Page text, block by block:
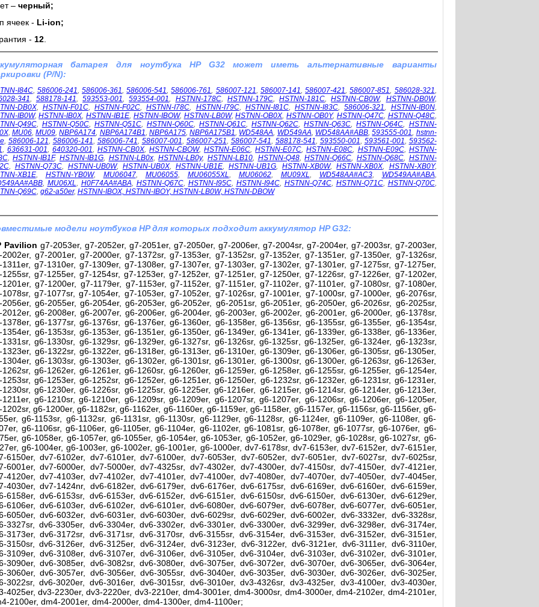
– черный;
ячеек - Li-ion;
- 12.
батарея для ноутбука HP G32 может иметь альтернативные варианты
(P/N):
I84C, 586006-241, 586006-361,586006-541,586006-761, 586007-121, 586007-141,586007-421,586007-851, 586028-321,
341, 588178-141, 593553-001,593554-001, HSTNN-178C, HSTNN-179C, HSTNN-181C,HSTNN-CB0W, HSTNN-DB0W,
DB0X, HSTNN-F01C, HSTNN-F02C,HSTNN-I78C, HSTNN-I79C, HSTNN-I81C, HSTNN-I83C,586006-321, HSTNN-IB0N,
IB0W,HSTNN-IB0X, HSTNN-IB1E, HSTNN-IBOW, HSTNN-LB0W,HSTNN-OB0X, HSTNN-OB0Y, HSTNN-Q47C, HSTNN-Q48C,
Q49C, HSTNN-Q50C, HSTNN-Q51C, HSTNN-Q60C, HSTNN-Q61C,HSTNN-Q62C,HSTNN-Q63C,HSTNN-Q64C, HSTNN-
, MU06,MU09,NBP6A174, NBP6A174B1, NBP6A175,NBP6A175B1, WD548AA, WD549AA, WD548AA#ABB,593555-001, hstnn-
, 586006-121, 586006-141, 586006-741, 586007-001, 586007-251, 586007-541, 588178-541, 593550-001, 593561-001, 593562-
, 636631-001, 640320-001, HSTNN-CB0X, HSTNN-CBOW,HSTNN-E06C,HSTNN-E07C,HSTNN-E08C, HSTNN-E09C, HSTNN-
,HSTNN-IB1F, HSTNN-IB1G, HSTNN-LB0x,HSTNN-LB0y, HSTNN-LB10, HSTNN-Q48,HSTNN-Q66C, HSTNN-Q68C, HSTNN-
, HSTNN-Q73C, HSTNN-UB0W, HSTNN-UB0X, HSTNN-UB1E,HSTNN-UB1G,HSTNN-XB0W,HSTNN-XB0X, HSTNN-XB0Y,
XB1E, HSTNN-YB0W, MU06047, MU06055, MU06055XL, MU06062, MU09XL, WD548AA#AC3, WD549AA#ABA,
, MU06XL, H0F74AA#ABA, HSTNN-Q67C, HSTNN-I95C, HSTNN-I94C, HSTNN-Q74C, HSTNN-Q71C, HSTNN-Q70C,
Q69C, g62-a50er, HSTNN-IBOX, HSTNN-IBOY, HSTNN-LB0W, HSTNN-DBOW
модели ноутбуков HP для которых подходит аккумулятор HP G32:
Pavilion g7-2053er, g7-2052er, g7-2051er, g7-2050er, g7-2006er, g7-2004sr, g7-2004er, g7-2003sr, g7-2003er,
2002er, g7-2001er, g7-2000er, g7-1372sr, g7-1353er, g7-1352sr, g7-1352er, g7-1351er, g7-1350er, g7-1326sr,
1311er, g7-1310er, g7-1309er, g7-1308er, g7-1307er, g7-1303er, g7-1302er, g7-1301er, g7-1275sr, g7-1275er,
1255sr, g7-1255er, g7-1254sr, g7-1253er, g7-1252er, g7-1251er, g7-1250er, g7-1226sr, g7-1226er, g7-1202er,
1201er, g7-1200er, g7-1179er, g7-1153er, g7-1152er, g7-1151er, g7-1102er, g7-1101er, g7-1080sr, g7-1080er,
1078sr, g7-1077sr, g7-1054er, g7-1053er, g7-1052er, g7-1026sr, g7-1001er, g7-1000sr, g7-1000er, g6-2076sr,
2056er, g6-2055er, g6-2054er, g6-2053er, g6-2052er, g6-2051sr, g6-2051er, g6-2050er, g6-2026sr, g6-2025sr,
2012er, g6-2008er, g6-2007er, g6-2006er, g6-2004er, g6-2003er, g6-2002er, g6-2001er, g6-2000er, g6-1378sr,
1378er, g6-1377sr, g6-1376sr, g6-1376er, g6-1360er, g6-1358er, g6-1356sr, g6-1355sr, g6-1355er, g6-1354sr,
1354er, g6-1353sr, g6-1353er, g6-1351er, g6-1350er, g6-1349er, g6-1341er, g6-1339er, g6-1338er, g6-1336er,
1331sr, g6-1330sr, g6-1329sr, g6-1329er, g6-1327sr, g6-1326sr, g6-1325sr, g6-1325er, g6-1324er, g6-1323sr,
1323er, g6-1322sr, g6-1322er, g6-1318er, g6-1313er, g6-1310er, g6-1309er, g6-1306er, g6-1305sr, g6-1305er,
1304er, g6-1303sr, g6-1303er, g6-1302er, g6-1301sr, g6-1301er, g6-1300sr, g6-1300er, g6-1263sr, g6-1263er,
1262sr, g6-1262er, g6-1261er, g6-1260sr, g6-1260er, g6-1259er, g6-1258er, g6-1255sr, g6-1255er, g6-1254er,
1253sr, g6-1253er, g6-1252sr, g6-1252er, g6-1251er, g6-1250er, g6-1232sr, g6-1232er, g6-1231sr, g6-1231er,
1230sr, g6-1230er, g6-1226sr, g6-1225sr, g6-1225er, g6-1216er, g6-1215er, g6-1214sr, g6-1214er, g6-1213er,
1211er, g6-1210sr, g6-1210er, g6-1209sr, g6-1209er, g6-1207sr, g6-1207er, g6-1206sr, g6-1206er, g6-1205er,
1202sr, g6-1200er, g6-1182sr, g6-1162er, g6-1160er, g6-1159er, g6-1158er, g6-1157er, g6-1156sr, g6-1156er, g6-
g6-1153sr, g6-1132sr, g6-1131sr, g6-1130sr, g6-1129er, g6-1128sr, g6-1124er, g6-1109er, g6-1108er, g6-
g6-1106sr, g6-1106er, g6-1105er, g6-1104er, g6-1102er, g6-1081sr, g6-1078er, g6-1077sr, g6-1076er, g6-
g6-1058er, g6-1057er, g6-1055er, g6-1054er, g6-1053er, g6-1052er, g6-1029er, g6-1028sr, g6-1027sr, g6-
g6-1004er, g6-1003er, g6-1002er, g6-1001er, g6-1000er, dv7-6178sr, dv7-6153er, dv7-6152er, dv7-6151er,
6150er, dv7-6102er, dv7-6101er, dv7-6100er, dv7-6053er, dv7-6052er, dv7-6051er, dv7-6027sr, dv7-6025sr,
6001er, dv7-6000er, dv7-5000er, dv7-4325sr, dv7-4302er, dv7-4300er, dv7-4150sr, dv7-4150er, dv7-4121er,
4120er, dv7-4103er, dv7-4102er, dv7-4101er, dv7-4100er, dv7-4080er, dv7-4070er, dv7-4050er, dv7-4045er,
4030er, dv7-1424nr, dv6-6182er, dv6-6179er, dv6-6176er, dv6-6175sr, dv6-6169er, dv6-6160er, dv6-6159er,
6158er, dv6-6153sr, dv6-6153er, dv6-6152er, dv6-6151er, dv6-6150sr, dv6-6150er, dv6-6130er, dv6-6129er,
6106er, dv6-6103er, dv6-6102er, dv6-6101er, dv6-6080er, dv6-6079er, dv6-6078er, dv6-6077er, dv6-6051er,
6050er, dv6-6032er, dv6-6031er, dv6-6030er, dv6-6029sr, dv6-6029er, dv6-6002er, dv6-3332er, dv6-3328sr,
3327sr, dv6-3305er, dv6-3304er, dv6-3302er, dv6-3301er, dv6-3300er, dv6-3299er, dv6-3298er, dv6-3174er,
3173er, dv6-3172sr, dv6-3171sr, dv6-3170sr, dv6-3155sr, dv6-3154er, dv6-3153er, dv6-3152er, dv6-3151er,
3150sr, dv6-3126er, dv6-3125er, dv6-3124er, dv6-3123er, dv6-3122er, dv6-3121er, dv6-3111er, dv6-3110er,
3109er, dv6-3108er, dv6-3107er, dv6-3106er, dv6-3105er, dv6-3104er, dv6-3103er, dv6-3102er, dv6-3101er,
3090er, dv6-3085er, dv6-3082sr, dv6-3080er, dv6-3075er, dv6-3072er, dv6-3070er, dv6-3065er, dv6-3064er,
3060er, dv6-3057er, dv6-3056er, dv6-3055sr, dv6-3040er, dv6-3035er, dv6-3030er, dv6-3026er, dv6-3025er,
3022sr, dv6-3020er, dv6-3016er, dv6-3015sr, dv6-3010er, dv3-4326sr, dv3-4325er, dv3-4100er, dv3-4030er,
4025er, dv3-2230er, dv3-2220er, dv3-2210er, dm4-3001er, dm4-3000sr, dm4-3000er, dm4-2102er, dm4-2101er,
2100er, dm4-2001er, dm4-2000er, dm4-1300er, dm4-1100er;